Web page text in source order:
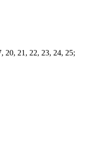
20, 21, 22, 23, 24, 25;